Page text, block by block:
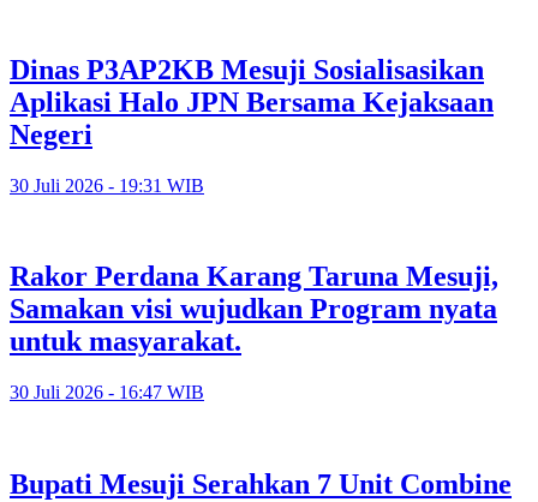
Dinas P3AP2KB Mesuji Sosialisasikan
Aplikasi Halo JPN Bersama Kejaksaan
Negeri
30 Juli 2026 - 19:31 WIB
Rakor Perdana Karang Taruna Mesuji,
Samakan visi wujudkan Program nyata
untuk masyarakat.
30 Juli 2026 - 16:47 WIB
Bupati Mesuji Serahkan 7 Unit Combine